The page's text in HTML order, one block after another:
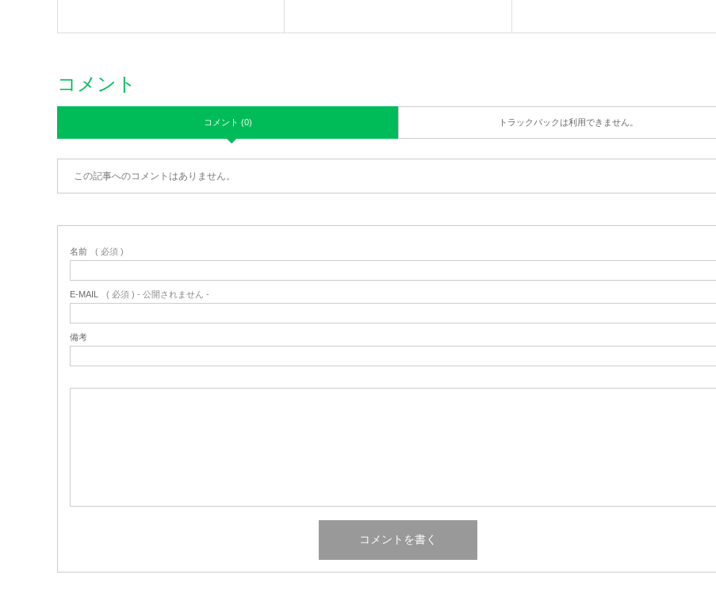
コメント
コメント (0) トラックバックは利用できません。
この記事へのコメントはありません。
名前 ( 必須 )
E-MAIL ( 必須 ) - 公開されません -
備考